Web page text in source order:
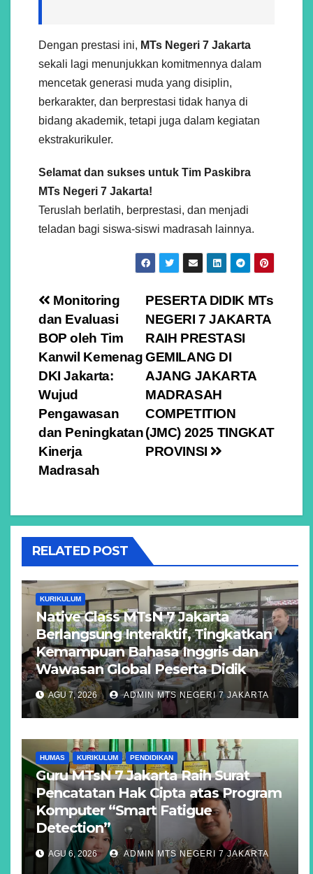
Dengan prestasi ini, MTs Negeri 7 Jakarta
sekali lagi menunjukkan komitmennya dalam
mencetak generasi muda yang disiplin,
berkarakter, dan berprestasi tidak hanya di
bidang akademik, tetapi juga dalam kegiatan
ekstrakurikuler.
Selamat dan sukses untuk Tim Paskibra
MTs Negeri 7 Jakarta!
Teruslah berlatih, berprestasi, dan menjadi
teladan bagi siswa-siswi madrasah lainnya.
Navigasi
pos
PESERTA DIDIK MTs
NEGERI 7 JAKARTA
RAIH PRESTASI
GEMILANG DI
AJANG JAKARTA
MADRASAH
COMPETITION
(JMC) 2025 TINGKAT
PROVINSI
Monitoring
dan Evaluasi
BOP oleh Tim
Kanwil Kemenag
DKI Jakarta:
Wujud
Pengawasan
dan Peningkatan
Kinerja
Madrasah
RELATED POST
KURIKULUM
Native Class MTsN 7 Jakarta
Berlangsung Interaktif, Tingkatkan
Kemampuan Bahasa Inggris dan
Wawasan Global Peserta Didik
AGU 7, 2026 ADMIN MTS NEGERI 7 JAKARTA
HUMAS KURIKULUM PENDIDIKAN
Guru MTsN 7 Jakarta Raih Surat
Pencatatan Hak Cipta atas Program
Komputer “Smart Fatigue
Detection”
AGU 6, 2026 ADMIN MTS NEGERI 7 JAKARTA